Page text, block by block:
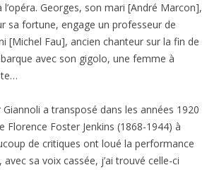
Georges, son mari [André Marcon],
sa fortune, engage un professeur de
[Michel Fau], ancien chanteur sur la fin de
avec son gigolo, une femme à
Giannoli a transposé dans les années 1920
Florence Foster Jenkins (1868-1944) à
de critiques ont loué la performance
sa voix cassée, j’ai trouvé celle-ci